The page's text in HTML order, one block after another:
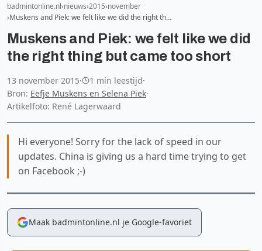
badmintonline.nl nieuws 2015 november
Muskens and Piek: we felt like we did the right th…
Muskens and Piek: we felt like we did
the right thing but came too short
13 november 2015· 1 min leestijd·
Bron: Eefje Muskens en Selena Piek·
Artikelfoto: René Lagerwaard
Hi everyone! Sorry for the lack of speed in our
updates. China is giving us a hard time trying to get
on Facebook ;-)
Maak badmintonline.nl je Google-favoriet